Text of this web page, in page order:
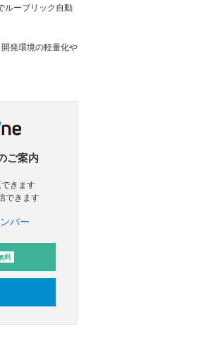
ルーブリック自動
発環境の軽量化や
ご案内
きます
できます
バー
料